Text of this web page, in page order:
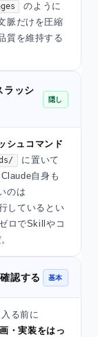
のように
脈だけを圧縮
質を維持する
ラッシ
隠し
シュコマンド
に置いて
自身も
のは
しているとい
ロでSkillやコ
認する 基本
る前に
・実装をはっ